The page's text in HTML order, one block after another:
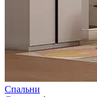
Спальни